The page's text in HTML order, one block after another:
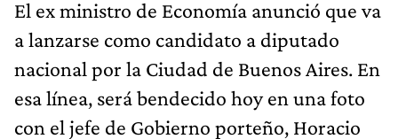
El ex ministro de Economía anunció que va
a lanzarse como candidato a diputado
nacional por la Ciudad de Buenos Aires. En
esa línea, será bendecido hoy en una foto
con el jefe de Gobierno porteño, Horacio